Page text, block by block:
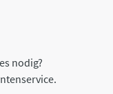
nodig?